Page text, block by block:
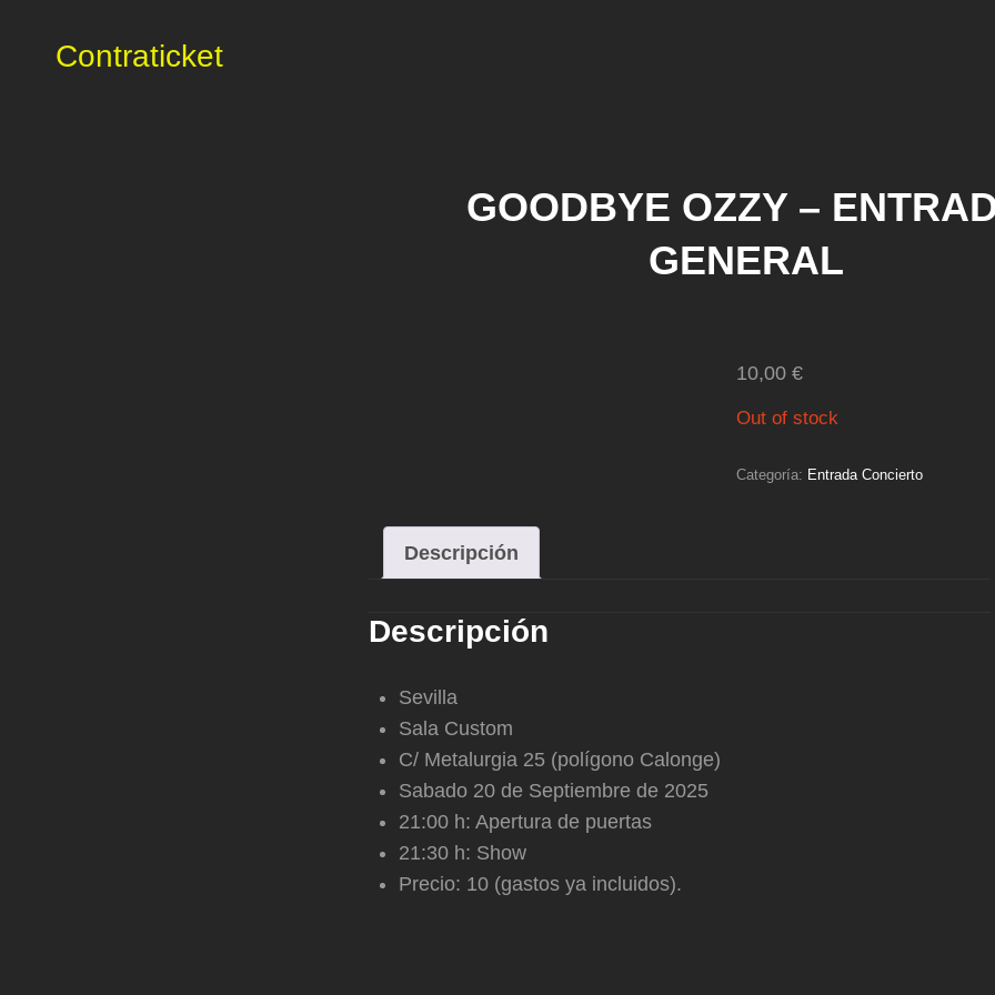
Contraticket
GOODBYE OZZY –
GENERAL
10,00€
Out of stock
Categoría: Entrada Concierto
Descripción
Descripción
Sevilla
Sala Custom
C/ Metalurgia 25 (polígono Calonge)
Sabado 20 de Septiembre de 2025
21:00 h: Apertura de puertas
21:30 h: Show
Precio: 10 (gastos ya incluidos).